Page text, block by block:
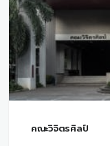
คณะวิจิตรศิลป์